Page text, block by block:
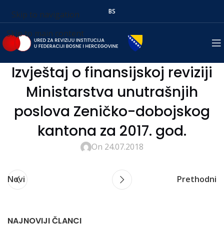
Skip to navigation
Skip to main content
BS
Izvještaj o finansijskoj reviziji
Ministarstva unutrašnjih
poslova Zeničko-dobojskog
kantona za 2017. god.
On 24.07.2018
Novi Prethodni
NAJNOVIJI ČLANCI